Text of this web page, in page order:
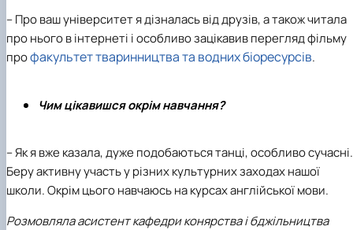
– Про ваш університет я дізналась від друзів, а також читала
про нього в інтернеті і особливо зацікавив перегляд фільму
профакультет тваринництва та водних біоресурсів.
Чим цікавишся окрім навчання?
– Як я вже казала, дуже подобаються танці, особливо сучасні.
Беру активну участь у різних культурних заходах нашої
школи. Окрім цього навчаюсь на курсах англійської мови.
Розмовляла асистент кафедри конярства і бджільництва